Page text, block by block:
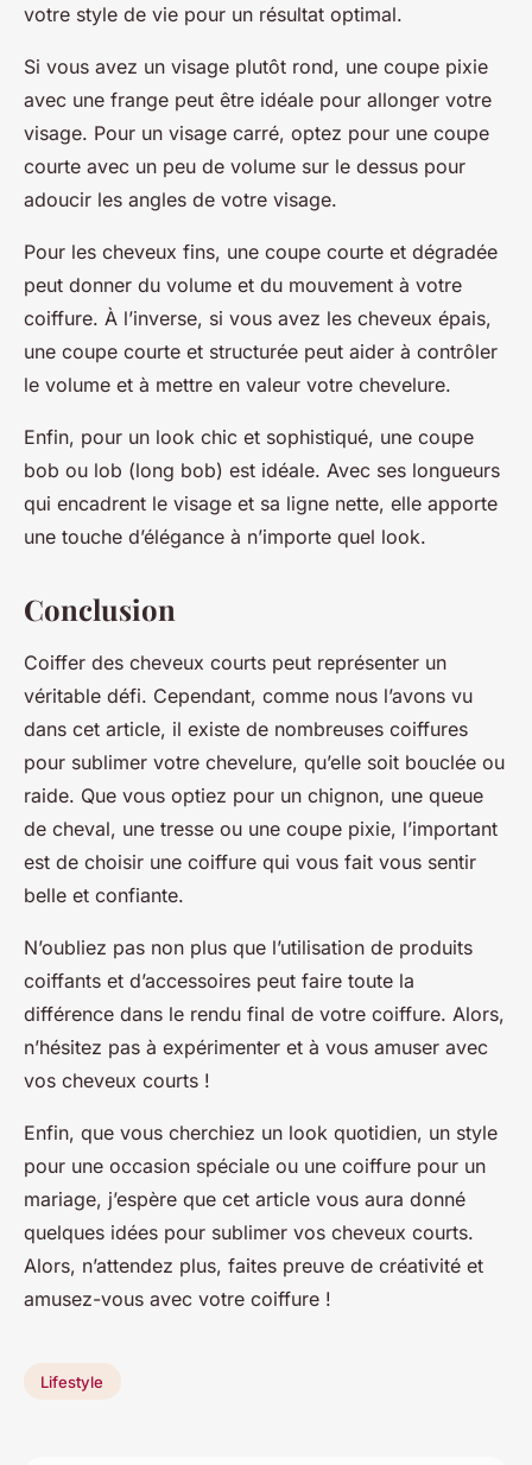
votre style de vie pour un résultat optimal.
Si vous avez un visage plutôt rond, une coupe pixie
avec une frange peut être idéale pour allonger votre
visage. Pour un visage carré, optez pour une coupe
courte avec un peu de volume sur le dessus pour
adoucir les angles de votre visage.
Pour les cheveux fins, une coupe courte et dégradée
peut donner du volume et du mouvement à votre
coiffure. À l’inverse, si vous avez les cheveux épais,
une coupe courte et structurée peut aider à contrôler
le volume et à mettre en valeur votre chevelure.
Enfin, pour un look chic et sophistiqué, une coupe
bob ou lob (long bob) est idéale. Avec ses longueurs
qui encadrent le visage et sa ligne nette, elle apporte
une touche d’élégance à n’importe quel look.
Conclusion
Coiffer des cheveux courts peut représenter un
véritable défi. Cependant, comme nous l’avons vu
dans cet article, il existe de nombreuses coiffures
pour sublimer votre chevelure, qu’elle soit bouclée ou
raide. Que vous optiez pour un chignon, une queue
de cheval, une tresse ou une coupe pixie, l’important
est de choisir une coiffure qui vous fait vous sentir
belle et confiante.
N’oubliez pas non plus que l’utilisation de produits
coiffants et d’accessoires peut faire toute la
différence dans le rendu final de votre coiffure. Alors,
n’hésitez pas à expérimenter et à vous amuser avec
vos cheveux courts !
Enfin, que vous cherchiez un look quotidien, un style
pour une occasion spéciale ou une coiffure pour un
mariage, j’espère que cet article vous aura donné
quelques idées pour sublimer vos cheveux courts.
Alors, n’attendez plus, faites preuve de créativité et
amusez-vous avec votre coiffure !
Lifestyle